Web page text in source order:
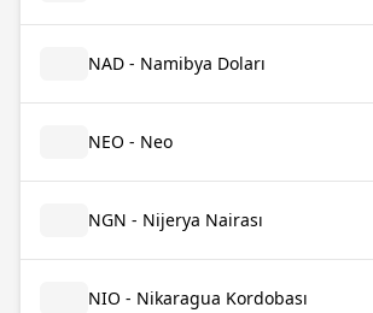
NAD - Namibya Doları
NEO - Neo
NGN - Nijerya Nairası
NIO - Nikaragua Kordobası